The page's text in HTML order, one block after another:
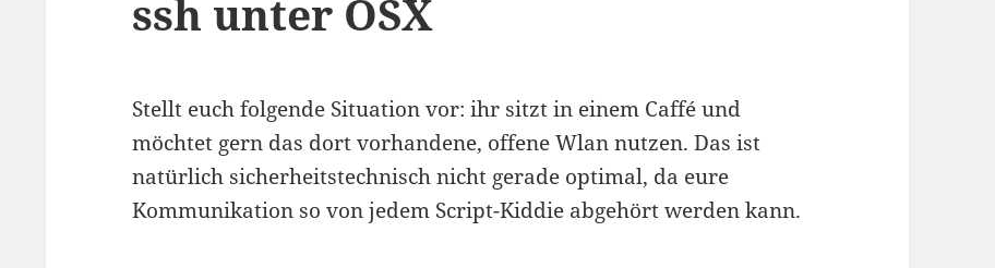
ssh unter OSX
Stellt euch folgende Situation vor: ihr sitzt in einem Caffé und
möchtet gern das dort vorhandene, offene Wlan nutzen. Das ist
natürlich sicherheitstechnisch nicht gerade optimal, da eure
Kommunikation so von jedem Script-Kiddie abgehört werden kann.